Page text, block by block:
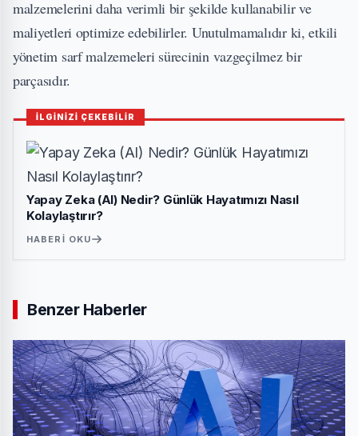
malzemelerini daha verimli bir şekilde kullanabilir ve
maliyetleri optimize edebilirler. Unutulmamalıdır ki, etkili
yönetim sarf malzemeleri sürecinin vazgeçilmez bir
parçasıdır.
İLGİNİZİ ÇEKEBİLİR
Yapay Zeka (AI) Nedir? Günlük Hayatımızı Nasıl
Kolaylaştırır?
HABERI OKU
Benzer Haberler